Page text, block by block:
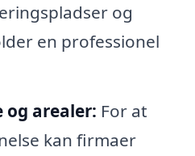
og
en professionel
og arealer: For at
kan firmaer